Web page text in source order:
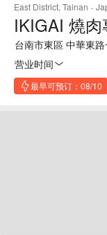
East District, Tainan ·
IKIGAI 燒
台南市東區 中華東
营业时间
最早可预订：08/10